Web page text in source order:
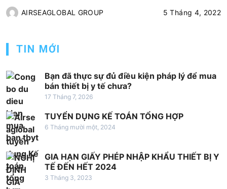
AIRSEAGLOBAL GROUP 5 Tháng 4, 2022
TIN MỚI
Bạn đã thực sự đủ điều kiện pháp lý để mua
bán thiết bị y tế chưa?
17 Tháng 7, 2026
TUYỂN DỤNG KẾ TOÁN TỔNG HỢP
6 Tháng mười một, 2024
GIA HẠN GIẤY PHÉP NHẬP KHẨU THIẾT BỊ Y
TẾ ĐẾN HẾT 2024
3 Tháng 3, 2023